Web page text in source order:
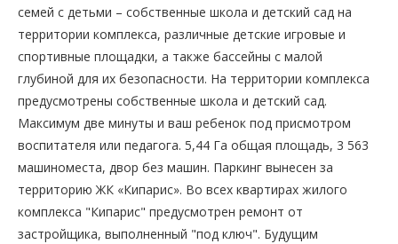
семей с детьми – собственные школа и детский сад на
территории комплекса, различные детские игровые и
спортивные площадки, а также бассейны с малой
глубиной для их безопасности. На территории комплекса
предусмотрены собственные школа и детский сад.
Максимум две минуты и ваш ребенок под присмотром
воспитателя или педагога. 5,44 Га общая площадь, 3 563
машиноместа, двор без машин. Паркинг вынесен за
территорию ЖК «Кипарис». Во всех квартирах жилого
комплекса "Кипарис" предусмотрен ремонт от
застройщика, выполненный "под ключ". Будущим